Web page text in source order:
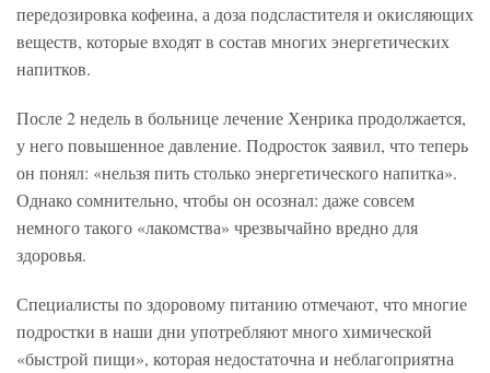
передозировка кофеина, а доза подсластителя и окисляющих
веществ, которые входят в состав многих энергетических
напитков.
После 2 недель в больнице лечение Хенрика продолжается,
у него повышенное давление. Подросток заявил, что теперь
он понял: «нельзя пить столько энергетического напитка».
Однако сомнительно, чтобы он осознал: даже совсем
немного такого «лакомства» чрезвычайно вредно для
здоровья.
Специалисты по здоровому питанию отмечают, что многие
подростки в наши дни употребляют много химической
«быстрой пищи», которая недостаточна и неблагоприятна